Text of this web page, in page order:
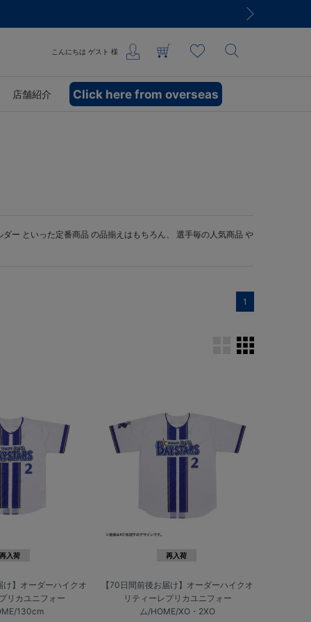
こんにちは ゲスト 様
店舗紹介 Click here from overseas
ダー といった定番商品 の品揃えはもちろん、 選手毎の人気商品 や
1
再入荷
】オーダーハイクオ
リカユニフォー
130cm
再入荷
【70日間前後お届け】オーダーハイクオ
リティーレプリカユニフォー
ム/HOME/XO・2XO